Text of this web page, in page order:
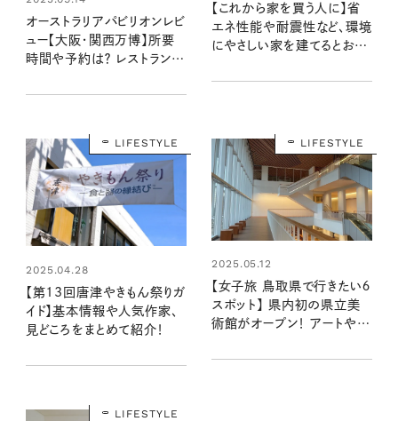
オーストラリアパビリオンレビ
ュー【大阪・関西万博】所要
時間や予約は？ レストランや
きでご紹介
【これから家を買う人に】省
エネ性能や耐震性など、環境
にやさしい家を建てるとお得
LIFESTYLE
2025.04.28
【第13回唐津やきもん祭りガ
イド】基本情報や人気作家、
見どころをまとめて紹介！
LIFESTYLE
2025.05.12
【女子旅 鳥取県で行きたい６
スポット】 県内初の県立美
術館がオープン！ アートや元
五感を刺激する旅
LIFESTYLE